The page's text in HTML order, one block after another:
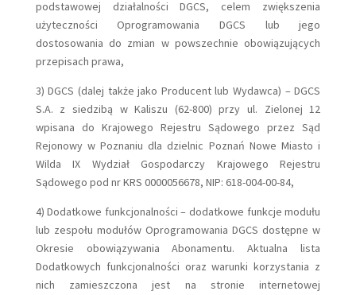
podstawowej działalności DGCS, celem zwiększenia
użyteczności Oprogramowania DGCS lub jego
dostosowania do zmian w powszechnie obowiązujących
przepisach prawa,
3) DGCS (dalej także jako Producent lub Wydawca) – DGCS
S.A. z siedzibą w Kaliszu (62-800) przy ul. Zielonej 12
wpisana do Krajowego Rejestru Sądowego przez Sąd
Rejonowy w Poznaniu dla dzielnic Poznań Nowe Miasto i
Wilda IX Wydział Gospodarczy Krajowego Rejestru
Sądowego pod nr KRS 0000056678, NIP: 618-004-00-84,
4) Dodatkowe funkcjonalności – dodatkowe funkcje modułu
lub zespołu modułów Oprogramowania DGCS dostępne w
Okresie obowiązywania Abonamentu. Aktualna lista
Dodatkowych funkcjonalności oraz warunki korzystania z
nich zamieszczona jest na stronie internetowej